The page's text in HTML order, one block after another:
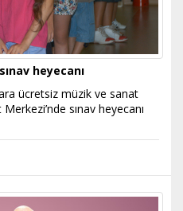
heyecanı
ücretsiz müzik ve sanat
sınav heyecanı